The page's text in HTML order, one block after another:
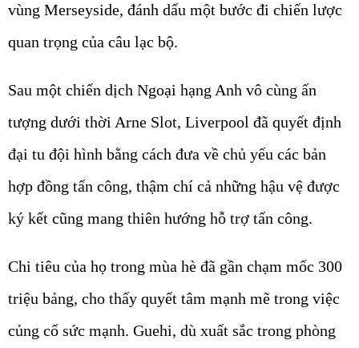
vùng Merseyside, đánh dấu một bước đi chiến lược
quan trọng của câu lạc bộ.
Sau một chiến dịch Ngoại hạng Anh vô cùng ấn
tượng dưới thời Arne Slot, Liverpool đã quyết định
đại tu đội hình bằng cách đưa về chủ yếu các bản
hợp đồng tấn công, thậm chí cả những hậu vệ được
ký kết cũng mang thiên hướng hỗ trợ tấn công.
Chi tiêu của họ trong mùa hè đã gần chạm mốc 300
triệu bảng, cho thấy quyết tâm mạnh mẽ trong việc
củng cố sức mạnh. Guehi, dù xuất sắc trong phòng